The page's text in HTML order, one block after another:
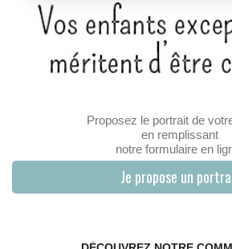
Proposez le portrait de
en remplissant
notre formulaire en
Je propose un